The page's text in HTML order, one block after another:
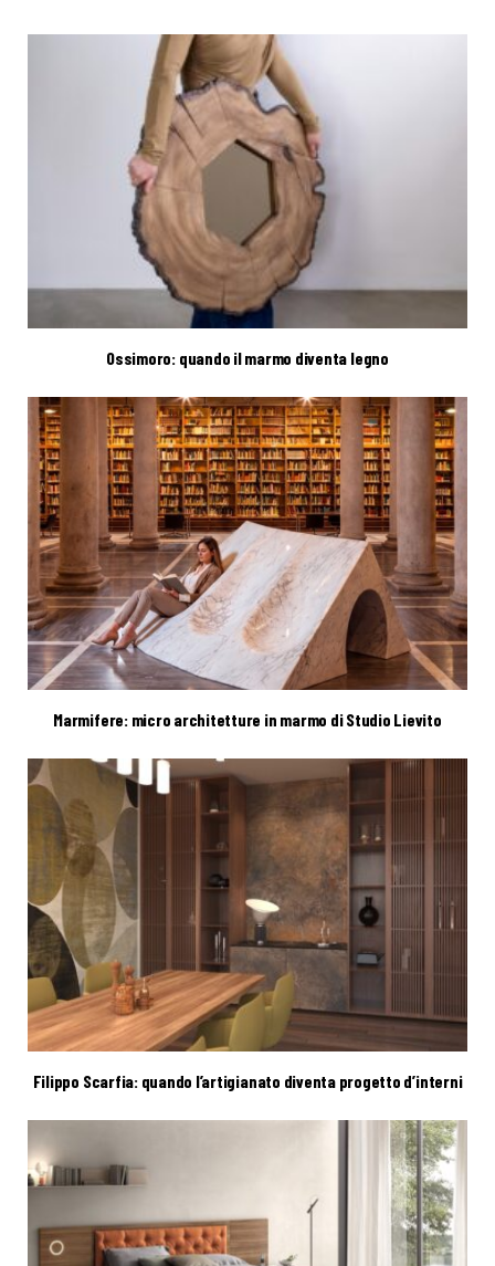
Ossimoro: quando il marmo diventa legno
Marmifere: micro architetture in marmo di Studio Lievito
Filippo Scarfia: quando l’artigianato diventa progetto d’interni